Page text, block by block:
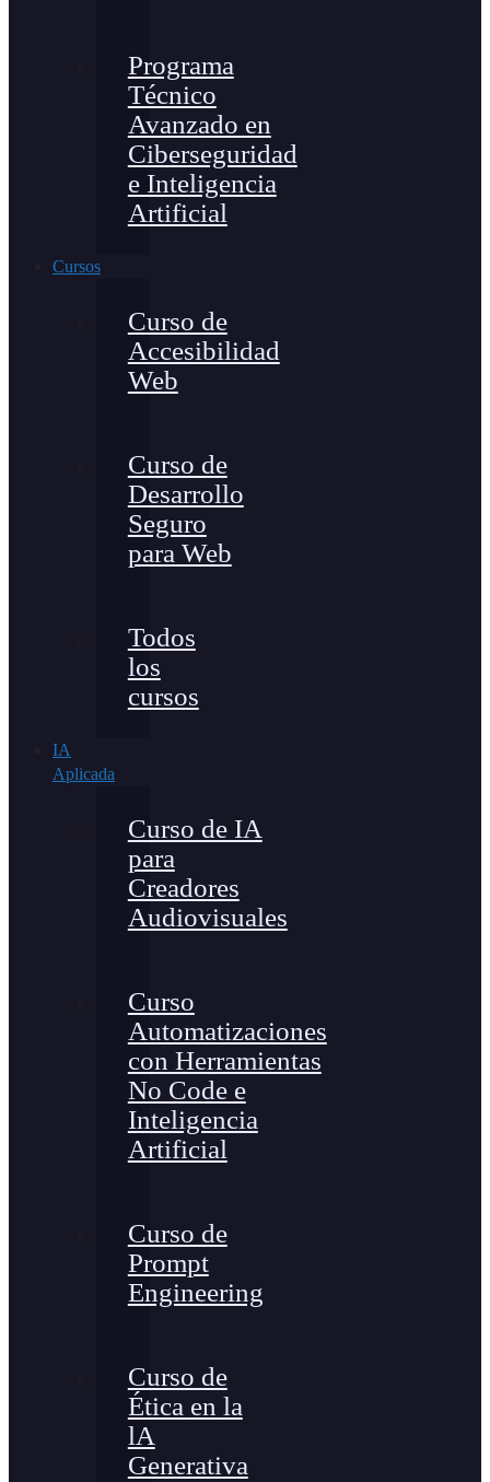
Programa
Técnico
Avanzado en
Ciberseguridad
e Inteligencia
Artificial
Cursos
Curso de
Accesibilidad
Web
Curso de
Desarrollo
Seguro
para Web
Todos
los
cursos
IA
Aplicada
Curso de IA
para
Creadores
Audiovisuales
Curso
Automatizaciones
con Herramientas
No Code e
Inteligencia
Artificial
Curso de
Prompt
Engineering
Curso de
Ética en la
lA
Generativa